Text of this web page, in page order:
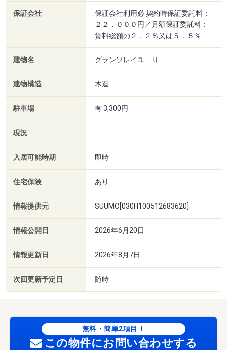
保証会社
保証会社利用必 契約時保証委託料：
２２，０００円／月額保証委託料：
賃料総額の２．２％又は５．５％
建物名 グランソレイユ Ｕ
建物構造 木造
駐車場 有 3,300円
現況
入居可能時期 即時
住宅保険 あり
情報提供元 SUUMO[030H100512683620]
情報公開日 2026年6月20日
情報更新日 2026年8月7日
次回更新予定日 随時
無料・簡単2項目！
この物件にお問い合わせする